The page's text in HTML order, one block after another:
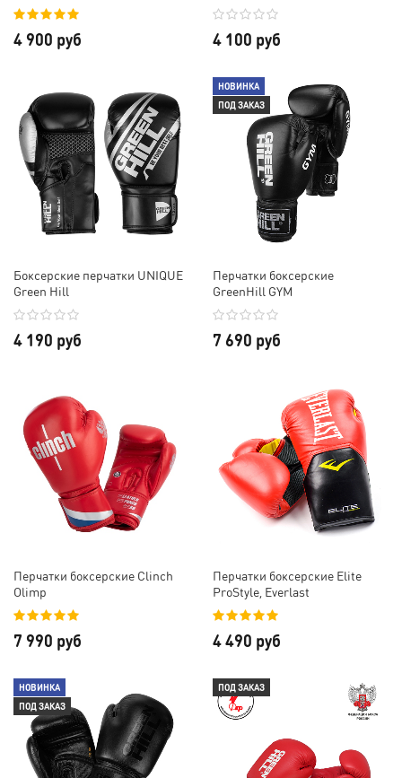
4 900 руб 4 100 руб
Боксерские перчатки UNIQUE
Green Hill
4 190 руб
НОВИНКА
ПОД ЗАКАЗ
Перчатки боксерские
GreenHill GYM
7 690 руб
Перчатки боксерские Clinch
Olimp
7 990 руб
Перчатки боксерские Elite
ProStyle, Everlast
4 490 руб
НОВИНКА
ПОД ЗАКАЗ
ПОД ЗАКАЗ